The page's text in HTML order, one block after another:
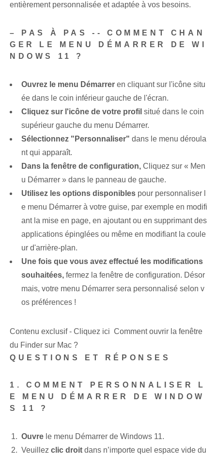
entièrement personnalisée et adaptée à vos besoins.
– PAS À PAS -- COMMENT CHAN
GER LE MENU DÉMARRER DE WI
NDOWS 11 ?
Ouvrez le menu Démarrer en cliquant sur l'icône situ
ée dans le coin inférieur gauche de l'écran.
Cliquez sur l'icône de votre profil situé dans le coin
supérieur gauche du menu Démarrer.
Sélectionnez "Personnaliser" dans le menu déroula
nt qui apparaît.
Dans la fenêtre de configuration, Cliquez sur « Men
u Démarrer » dans le panneau de gauche.
Utilisez les options disponibles pour personnaliser l
e menu Démarrer à votre guise, par exemple en modifi
ant la mise en page, en ajoutant ou en supprimant des
applications épinglées ou même en modifiant la coule
ur d'arrière-plan.
Une fois que vous avez effectué les modifications
souhaitées, fermez la fenêtre de configuration. Désor
mais, votre menu Démarrer sera personnalisé selon v
os préférences !
Contenu exclusif - Cliquez ici Comment ouvrir la fenêtre
du Finder sur Mac ?
QUESTIONS ET RÉPONSES
1. COMMENT PERSONNALISER L
E MENU DÉMARRER DE WINDOW
S 11 ?
Ouvre le menu Démarrer de Windows 11.
Veuillez clic droit dans n’importe quel espace vide du